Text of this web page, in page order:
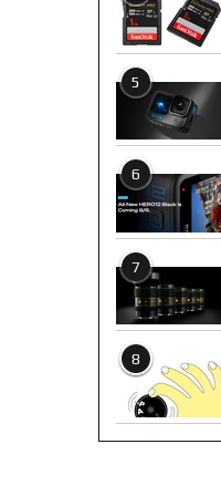
5
6
7
8